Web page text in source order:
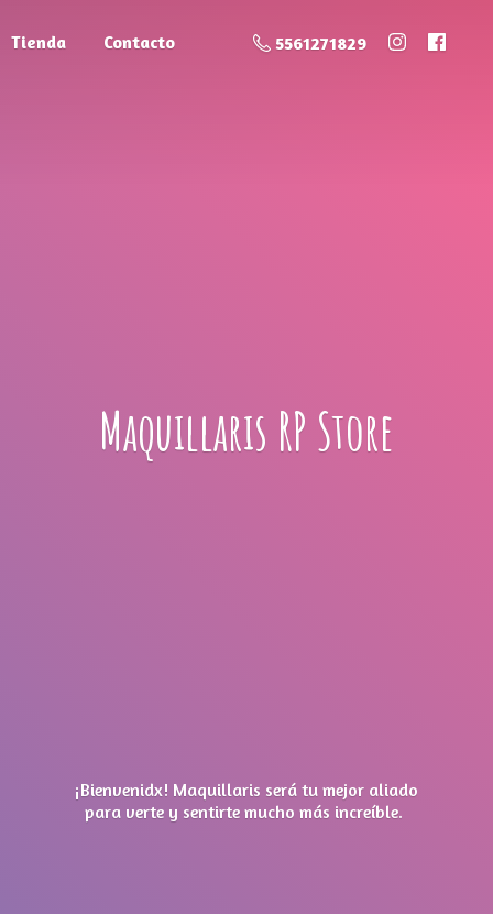
Tienda Contacto 5561271829
Maquillaris RP Store
¡Bienvenidx! Maquillaris será tu mejor aliado
para verte y sentirte mucho más increíble.